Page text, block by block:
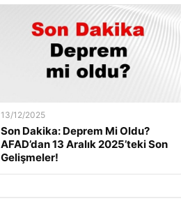
13/12/2025
Son Dakika: Deprem Mi Oldu?
AFAD’dan 13 Aralık 2025’teki Son
Gelişmeler!